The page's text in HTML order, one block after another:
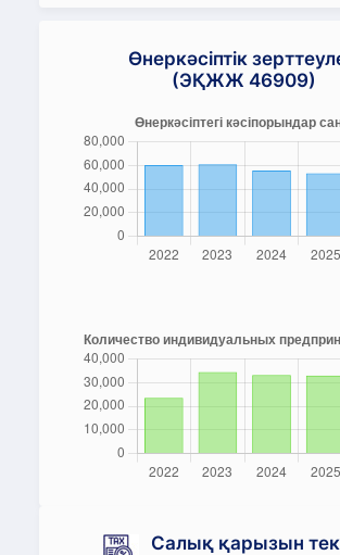
Өнеркәсіптік
(ЭҚЖЖ 46909)
Салық қарызын